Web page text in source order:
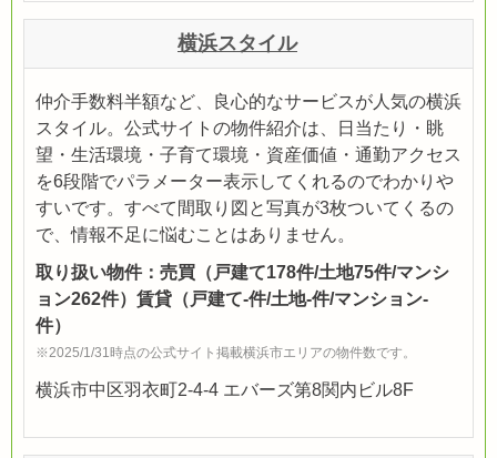
横浜スタイル
仲介手数料半額など、良心的なサービスが人気の横浜
スタイル。公式サイトの物件紹介は、日当たり・眺
望・生活環境・子育て環境・資産価値・通勤アクセス
を6段階でパラメーター表示してくれるのでわかりや
すいです。すべて間取り図と写真が3枚ついてくるの
で、情報不足に悩むことはありません。
取り扱い物件：売買（戸建て178件/土地75件/マンシ
ョン262件）賃貸（戸建て-件/土地-件/マンション-
件）
※2025/1/31時点の公式サイト掲載横浜市エリアの物件数です。
横浜市中区羽衣町2-4-4 エバーズ第8関内ビル8F